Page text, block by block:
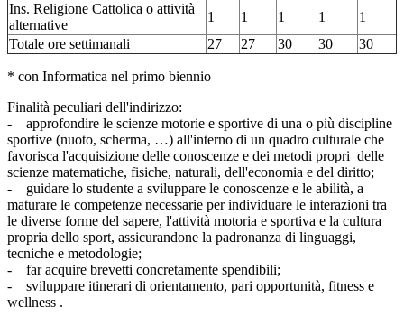
Ins. Religione Cattolica o attività
alternative
1 1 1 1
1
Totale ore settimanali
27 27 30 30 30
* con Informatica nel primo biennio
Finalità peculiari dell'indirizzo:
- approfondire le scienze motorie e sportive di una o più discipline
sportive (nuoto, scherma, …) all'interno di un quadro culturale che
favorisca l'acquisizione delle conoscenze e dei metodi propri delle
scienze matematiche, fisiche, naturali, dell'economia e del diritto;
- guidare lo studente a sviluppare le conoscenze e le abilità, a
maturare le competenze necessarie per individuare le interazioni tra
le diverse forme del sapere, l'attività motoria e sportiva e la cultura
propria dello sport, assicurandone la padronanza di linguaggi,
tecniche e metodologie;
- far acquire brevetti concretamente spendibili;
- sviluppare itinerari di orientamento, pari opportunità, fitness e
wellness .